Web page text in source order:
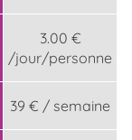
3.00 €
/jour/personne
39 € / semaine